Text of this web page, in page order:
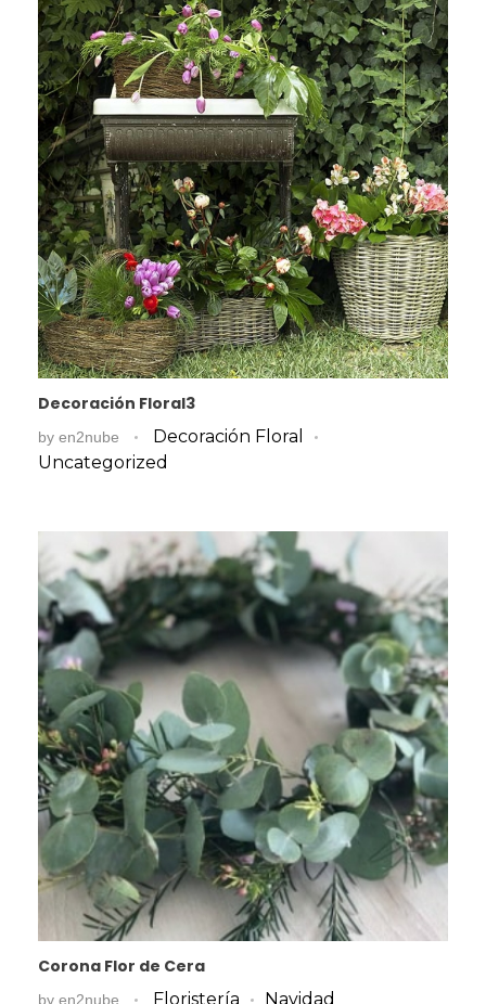
Decoración Floral3
by en2nube
Decoración Floral
Uncategorized
Corona Flor de Cera
by en2nube Floristería Navidad